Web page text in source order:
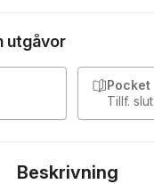
utgåvor
Pocket
Tillf. slut
Beskrivning